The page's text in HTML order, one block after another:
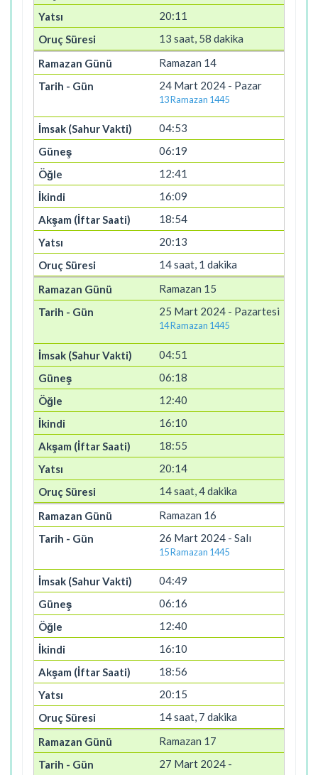
20:11
13 saat, 58 dakika
Ramazan 14
24 Mart 2024 - Pazar
13 Ramazan 1445
04:53
06:19
12:41
16:09
18:54
20:13
14 saat, 1 dakika
Ramazan 15
25 Mart 2024 - Pazartesi
14 Ramazan 1445
04:51
06:18
12:40
16:10
18:55
20:14
14 saat, 4 dakika
Ramazan 16
26 Mart 2024 - Salı
15 Ramazan 1445
04:49
06:16
12:40
16:10
18:56
20:15
14 saat, 7 dakika
Ramazan 17
27 Mart 2024 -